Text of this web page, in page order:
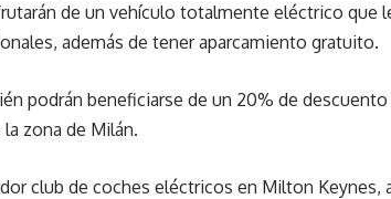
de un vehículo totalmente eléctrico que
además de tener aparcamiento gratuito.
podrán beneficiarse de un 20% de
zona de Milán.
club de coches eléctricos en Milton Keynes,